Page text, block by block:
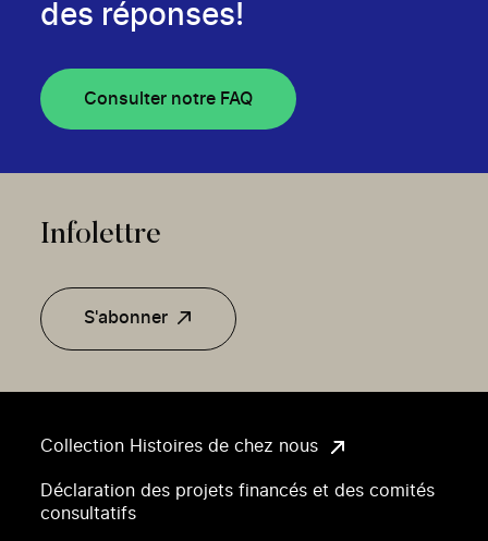
Collection Histoires de chez nous
Déclaration des projets financés et des comités
consultatifs
des réponses!
Consulter notre FAQ
Infolettre
S'abonner